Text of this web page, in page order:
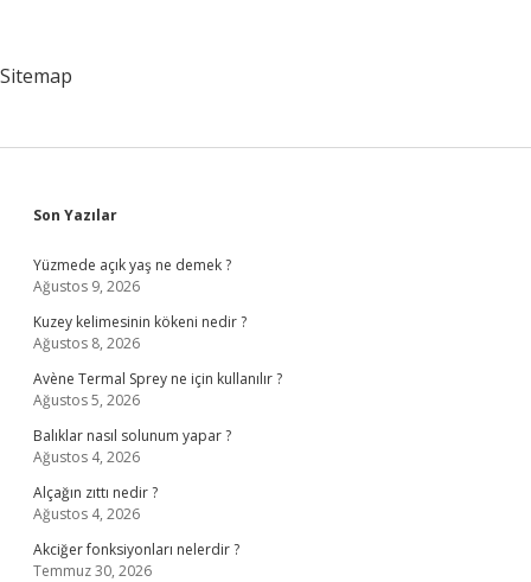
Sitemap
Sidebar
Son Yazılar
Yüzmede açık yaş ne demek ?
Ağustos 9, 2026
Kuzey kelimesinin kökeni nedir ?
Ağustos 8, 2026
Avène Termal Sprey ne için kullanılır ?
Ağustos 5, 2026
Balıklar nasıl solunum yapar ?
Ağustos 4, 2026
Alçağın zıttı nedir ?
Ağustos 4, 2026
Akciğer fonksiyonları nelerdir ?
Temmuz 30, 2026